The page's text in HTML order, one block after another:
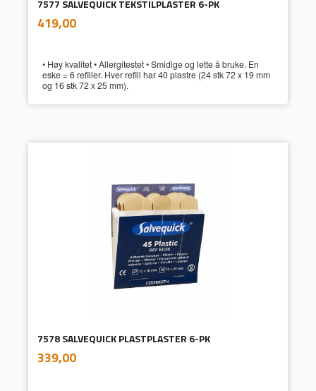
7577 SALVEQUICK TEKSTILPLASTER 6-PK
Pris
419,00mva.
• Høy kvalitet • Allergitestet • Smidige og lette å bruke. En
eske = 6 refiller. Hver refill har 40 plastre (24 stk 72 x 19 mm
og 16 stk 72 x 25 mm).
7578 SALVEQUICK PLASTPLASTER 6-PK
Pris
339,00mva.